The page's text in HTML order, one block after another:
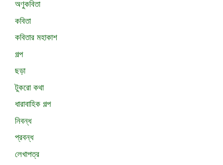
অণুকবিতা
কবিতা
কবিতার মহাকাশ
গল্প
ছড়া
টুকরো কথা
ধারাবাহিক গল্প
নিবন্ধ
প্রবন্ধ
লেখাপত্র